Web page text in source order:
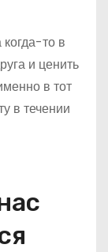
то в
и ценить
в тот
в течении